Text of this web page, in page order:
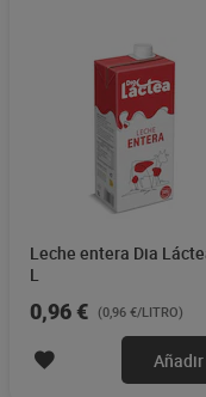
Leche entera Dia
L
0,96 € (0,96 €/LITRO)
Añadir